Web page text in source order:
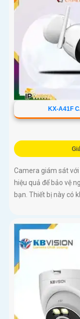
KX-A41F
Camera giám sát
hiệu quả để bảo vệ
bạn. Thiết bị này có